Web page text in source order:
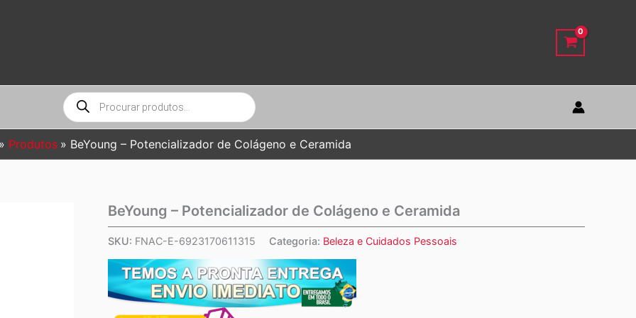
Pesquisar
produtos
Produtos BeYoung – Potencializador de Colágeno e Ceramida
BeYoung – Potencializador de Colágeno e Ceramida
SKU: FNAC-E-6923170611315 Categoria: Beleza e Cuidados Pessoais